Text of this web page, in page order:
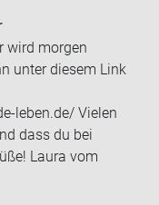
wird morgen
unter diesem Link
leben.de/ Vielen
dass du bei
Laura vom